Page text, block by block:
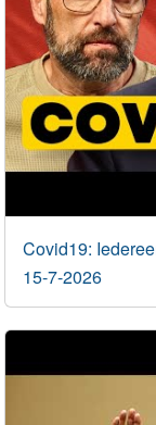
Covid19:
15-7-2026